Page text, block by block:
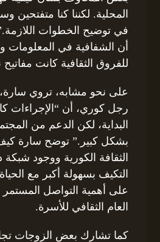
المحلية. لكننا كنا متفتحين
في توضيح الخطوات
أن الشفافية في المعلومات
للفروق الثقافية كانت
على نحو مشابه، تروي
رجل كوري، أن “الإجراءات
البداية، لكن الدعم من
بشكل كبير.” توضح سارة كيف
الثقافة الكورية ووجود
التكيف بسهولة أكبر مع
على أهمية التواصل
العام الثقافي للأسرة.
كما تشارك بعض الزوجات